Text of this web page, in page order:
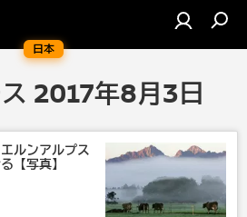
日本
2017年8月3日
ルンアルプス
【写真】